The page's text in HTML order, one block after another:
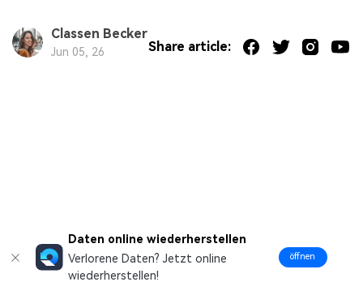
Classen Becker
Jun 05, 26 Share article:
Daten online wiederherstellen
Verlorene Daten? Jetzt online
wiederherstellen!
öffnen